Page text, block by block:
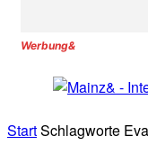
Werbung&
StartSchlagworte